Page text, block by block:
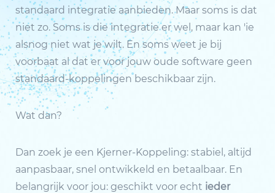
standaard integratie aanbieden. Maar soms is dat
niet zo. Soms is die integratie er wel, maar kan 'ie
alsnog niet wat je wilt. En soms weet je bij
voorbaat al dat er voor jouw oude software geen
standaard-koppelingen beschikbaar zijn.
Wat dan?
Dan zoek je een Kjerner-Koppeling: stabiel, altijd
aanpasbaar, snel ontwikkeld en betaalbaar. En
belangrijk voor jou: geschikt voor echt ieder